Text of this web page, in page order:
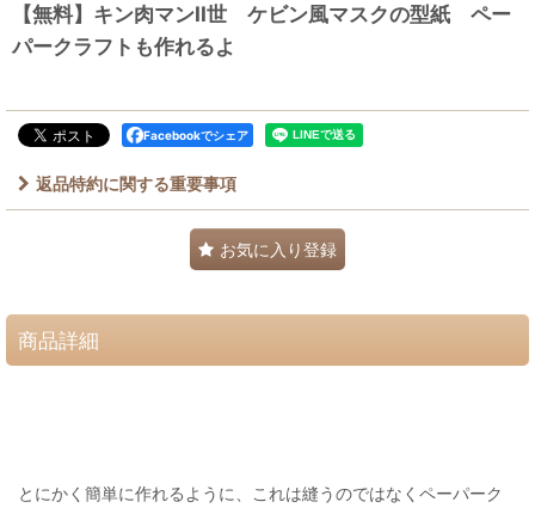
【無料】キン肉マンII世 ケビン風マスクの型紙 ペー
パークラフトも作れるよ
Facebookでシェア
返品特約に関する重要事項
お気に入り登録
商品詳細
とにかく簡単に作れるように、これは縫うのではなくペーパーク